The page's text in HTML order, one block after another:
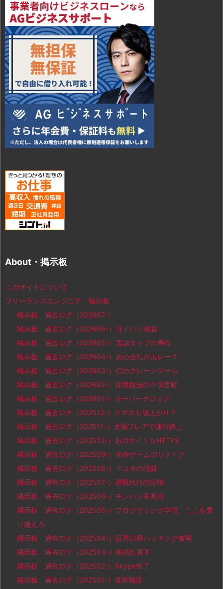
About・掲示板
このサイトについて
フリーランスエンジニア 掲示板
掲示板 過去ログ（202607-）
掲示板 過去ログ（202606-）ヨドバシ池袋
掲示板 過去ログ（202605-）電源タップの寿命
掲示板 過去ログ（202604-）あの会社がカレー？
掲示板 過去ログ（202603-）幻のクレーンゲーム
掲示板 過去ログ（202602-）採用担当の不快言動
掲示板 過去ログ（202601-）オーバークロック
掲示板 過去ログ（202512-）スマホも値上がり？
掲示板 過去ログ（202511-）太陽フレアで運行停止
掲示板 過去ログ（202510-）あのサイトもHTTPS
掲示板 過去ログ（202509-）名作ゲームのリメイク
掲示板 過去ログ（202508-）ドコモの品質
掲示板 過去ログ（202507-）退職代行の実績
掲示板 過去ログ（202506-）モンハン不具合
掲示板 過去ログ（202505-）プログラミング学習、ここを乗
り越えろ
掲示板 過去ログ（202504-）証券口座ハッキング被害
掲示板 過去ログ（202503-）株価乱高下
掲示板 過去ログ（202502-）Skype終了
掲示板 過去ログ（202501-）道路陥没